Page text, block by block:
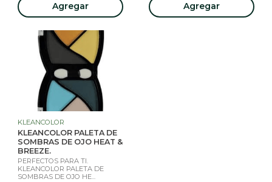
Agregar Agregar
KLEANCOLOR
KLEANCOLOR PALETA DE
SOMBRAS DE OJO HEAT &
BREEZE.
PERFECTOS PARA TI.
KLEANCOLOR PALETA DE
SOMBRAS DE OJO HE...